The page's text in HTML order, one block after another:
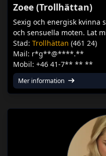
Zoee (Trollhättan)
Sexig och energisk kvinna
och sensuella moten. Lat
Stad: Trollhättan (461 24)
Mail: r*g**@****.**
Mobil: +46 41-7** ** **
Mer information